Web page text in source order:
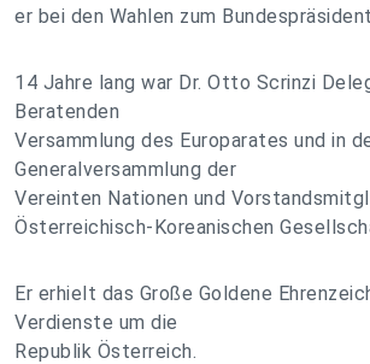
er bei den Wahlen zum
14 Jahre lang war Dr. Otto Scrinzi
Beratenden
Versammlung des Europarates und in
Generalversammlung der
Vereinten Nationen und
Österreichisch-Koreanischen
Er erhielt das Große Goldene
Verdienste um die
Republik Österreich.